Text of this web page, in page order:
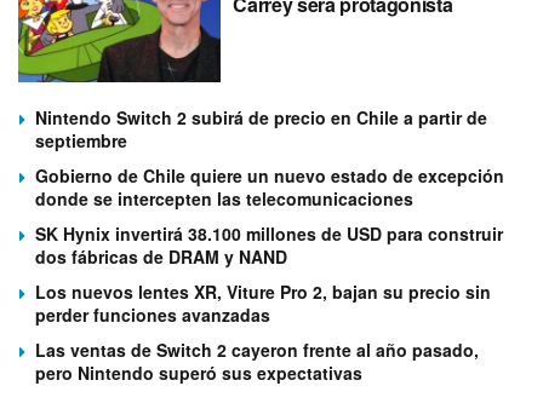
Nintendo Switch 2 subirá de precio en Chile a partir de
septiembre
Gobierno de Chile quiere un nuevo estado de excepción
donde se intercepten las telecomunicaciones
SK Hynix invertirá 38.100 millones de USD para construir
dos fábricas de DRAM y NAND
Los nuevos lentes XR, Viture Pro 2, bajan su precio sin
perder funciones avanzadas
Las ventas de Switch 2 cayeron frente al año pasado,
pero Nintendo superó sus expectativas